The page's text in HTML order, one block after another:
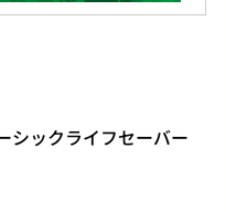
シックライフセーバー